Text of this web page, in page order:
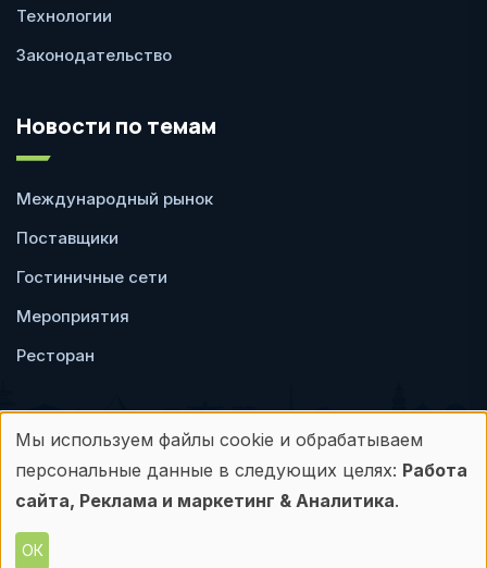
Технологии
Законодательство
Новости по темам
Международный рынок
Поставщики
Гостиничные сети
Мероприятия
Ресторан
Пользовательское
соглашение
Политика
конфиденциальности
Использование
персональных
данных
Мы используем файлы cookie и обрабатываем
персональные данные в следующих целях: Работа
сайта, Реклама и маркетинг & Аналитика.
ОК